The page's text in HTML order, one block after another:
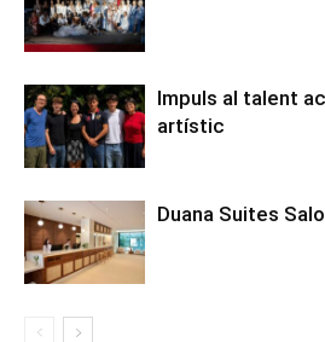
Impuls al talent
artístic
Duana Suites